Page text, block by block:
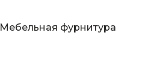
Мебельная фурнитура